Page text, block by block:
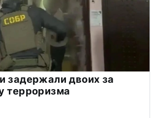
задержали двоих за
терроризма